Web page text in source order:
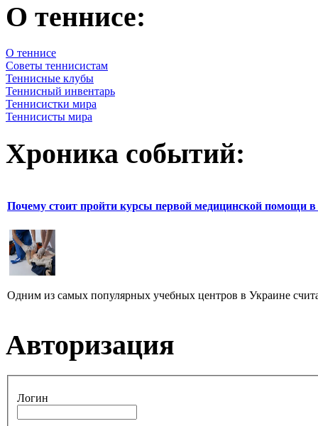
О теннисе:
О теннисе
Советы теннисистам
Теннисные клубы
Теннисный инвентарь
Теннисистки мира
Теннисисты мира
Хроника событий:
Почему стоит пройти курсы первой медицинской помощи
Одним из самых популярных учебных центров в Украине
Авторизация
Логин